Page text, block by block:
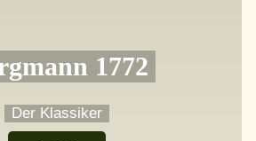
1772
Der Klassiker